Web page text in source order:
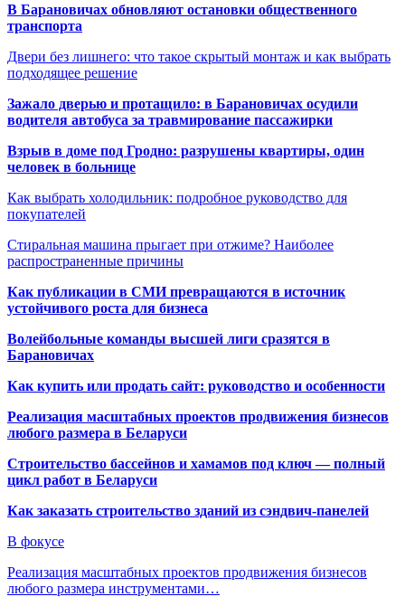
В Барановичах обновляют остановки общественного
транспорта
Двери без лишнего: что такое скрытый монтаж и как выбрать
подходящее решение
Зажало дверью и протащило: в Барановичах осудили
водителя автобуса за травмирование пассажирки
Взрыв в доме под Гродно: разрушены квартиры, один
человек в больнице
Как выбрать холодильник: подробное руководство для
покупателей
Стиральная машина прыгает при отжиме? Наиболее
распространенные причины
Как публикации в СМИ превращаются в источник
устойчивого роста для бизнеса
Волейбольные команды высшей лиги сразятся в
Барановичах
Как купить или продать сайт: руководство и особенности
Реализация масштабных проектов продвижения бизнесов
любого размера в Беларуси
Строительство бассейнов и хамамов под ключ — полный
цикл работ в Беларуси
Как заказать строительство зданий из сэндвич-панелей
В фокусе
Реализация масштабных проектов продвижения бизнесов
любого размера инструментами…